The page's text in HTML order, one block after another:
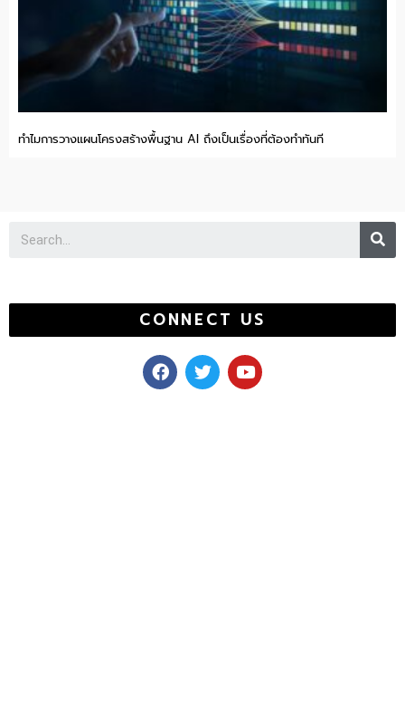
ทำไมการวางแผนโครงสร้างพื้นฐาน AI ถึงเป็นเรื่องที่ต้องทำทันที
CONNECT US
F
a
c
T
w
i
Y
o
u